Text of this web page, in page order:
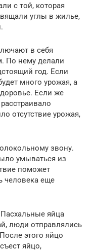
с той, которая
углы в жилье,
в себя
По нему делали
год. Если
много урожая, а
Если же
отсутствие урожая,
звону.
умываться из
поможет
человека еще
яйца
люди отправлялись
этого яйцо
яйцо,